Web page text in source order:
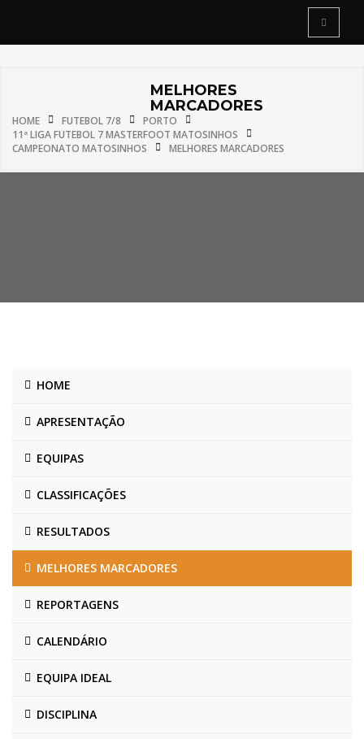
MELHORES
MARCADORES
HOME FUTEBOL 7/8
PORTO
11ª LIGA FUTEBOL 7 MASTERFOOT MATOSINHOS
CAMPEONATO MATOSINHOS
MELHORES MARCADORES
HOME
APRESENTAÇÃO
EQUIPAS
CLASSIFICAÇÕES
RESULTADOS
MELHORES MARCADORES
REPORTAGENS
CALENDÁRIO
EQUIPA IDEAL
DISCIPLINA